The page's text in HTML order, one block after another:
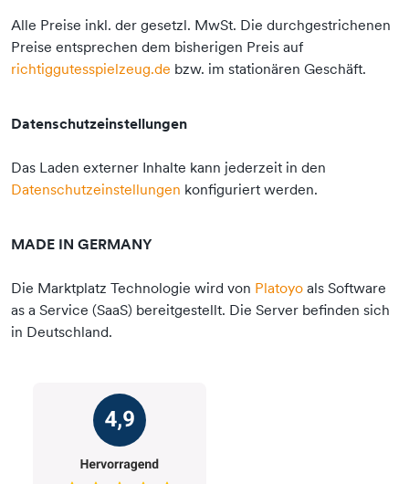
Alle Preise inkl. der gesetzl. MwSt. Die durchgestrichenen
Preise entsprechen dem bisherigen Preis auf
richtiggutesspielzeug.de bzw. im stationären Geschäft.
Datenschutzeinstellungen
Das Laden externer Inhalte kann jederzeit in den
Datenschutzeinstellungen konfiguriert werden.
MADE IN GERMANY
Die Marktplatz Technologie wird von Platoyo als Software
as a Service (SaaS) bereitgestellt. Die Server befinden sich
in Deutschland.